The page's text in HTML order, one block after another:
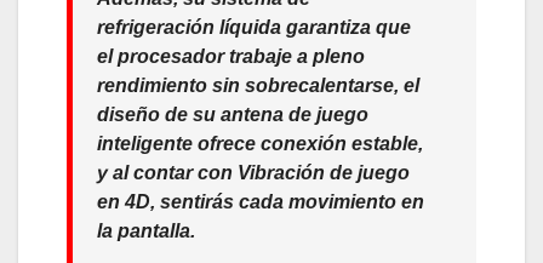
refrigeración líquida garantiza que
el procesador trabaje a pleno
rendimiento sin sobrecalentarse, el
diseño de su antena de juego
inteligente ofrece conexión estable,
y al contar con Vibración de juego
en 4D, sentirás cada movimiento en
la pantalla.